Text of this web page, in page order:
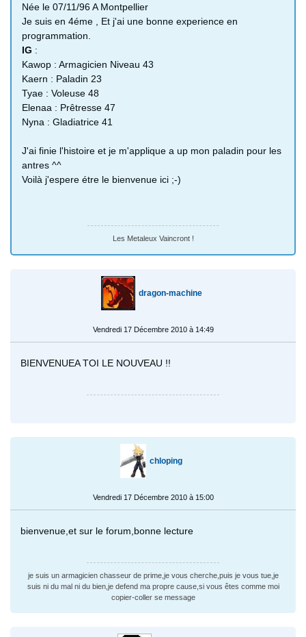
Née le 07/11/96 A Montpellier
Je suis en 4éme , Et j'ai une bonne experience en
programmation.
IG :
Kawop : Armagicien Niveau 43
Kaern : Paladin 23
Tyae : Voleuse 48
Elenaa : Prêtresse 47
Nyna : Gladiatrice 41
J'ai finie l'histoire et je m'applique a up mon paladin pour les
antres ^^
Voilà j'espere étre le bienvenue ici ;-)
Les Metaleux Vaincront !
dragon-machine
Vendredi 17 Décembre 2010 à 14:49
BIENVENUEA TOI LE NOUVEAU !!
chloping
Vendredi 17 Décembre 2010 à 15:00
bienvenue,et sur le forum,bonne lecture
je suis un armagicien chasseur de prime,je vous cherche,puis je vous tue,je
suis ni du mal ni du bien,je defend ma propre cause,si vous êtes comme moi
copier-coller se message